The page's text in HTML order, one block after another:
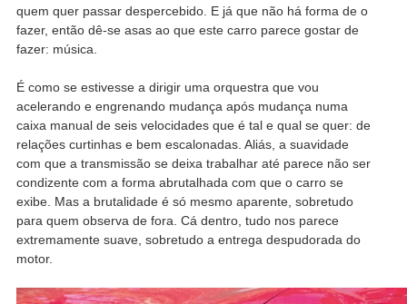
quem quer passar despercebido. E já que não há forma de o
fazer, então dê-se asas ao que este carro parece gostar de
fazer: música.
É como se estivesse a dirigir uma orquestra que vou
acelerando e engrenando mudança após mudança numa
caixa manual de seis velocidades que é tal e qual se quer: de
relações curtinhas e bem escalonadas. Aliás, a suavidade
com que a transmissão se deixa trabalhar até parece não ser
condizente com a forma abrutalhada com que o carro se
exibe. Mas a brutalidade é só mesmo aparente, sobretudo
para quem observa de fora. Cá dentro, tudo nos parece
extremamente suave, sobretudo a entrega despudorada do
motor.